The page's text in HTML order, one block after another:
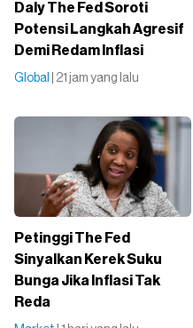
Daly The Fed Soroti
Potensi Langkah Agresif
Demi Redam Inflasi
Global | 21 jam yang lalu
Petinggi The Fed
Sinyalkan Kerek Suku
Bunga Jika Inflasi Tak
Reda